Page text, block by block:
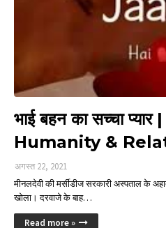
भाई बहन का सच्चा
Humanity &
अगस्त 22, 2021
मीनलदेवी की मर्सीडीज सरकारी अस्पताल के
खोला। दरवाजे के बाह…
Read more »